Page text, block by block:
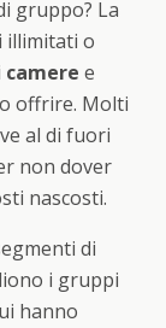
gruppo? La
illimitati o
camere e
offrire. Molti
al di fuori
non dover
nascosti.
di
i gruppi
hanno